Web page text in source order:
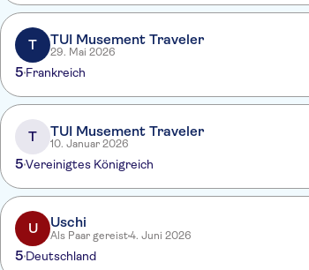
T TUI Musement Traveler
29. Mai 2026
5 Frankreich
T TUI Musement Traveler
10. Januar 2026
5Vereinigtes Königreich
U Uschi
Als Paar gereist4. Juni 2026
5 Deutschland